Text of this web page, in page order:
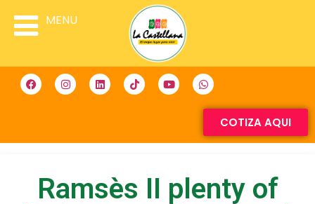
COTIZA AQUI
Ramsès II plenty of
MENU